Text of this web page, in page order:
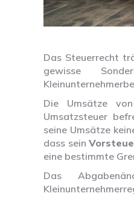
Das Steuerrecht
gewisse
Die Umsätze
Umsatzsteuer
seine Umsätze
dass sein
eine bestimmte
Das